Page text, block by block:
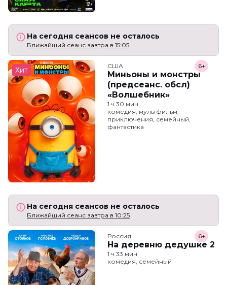
На сегодня сеансов не осталось
Ближайший сеанс завтра в 15:05
Хит США
Миньоны и монстры
(предсеанс. обсл)
«Волшебник»
6+
1 ч 30 мин
комедия, мультфильм,
приключения, семейный,
фантастика
На сегодня сеансов не осталось
Ближайший сеанс завтра в 10:25
Россия
На деревню дедушке 2
6+
1 ч 33 мин
комедия, семейный